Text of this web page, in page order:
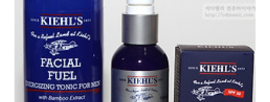
러가지 타입이 있지만 저는 그냥 투명도가 높은 형태의 보호필름이 좋더
군요. 지문이야 뭍으면 손으로 닦아내면 되니까요. 그리고 화면이 켜있을
때는 잘 보이지 않구요. 그럼 지금부터 인크레더블쉴드4.0 구성품을 알
아보고 실제로 착용..